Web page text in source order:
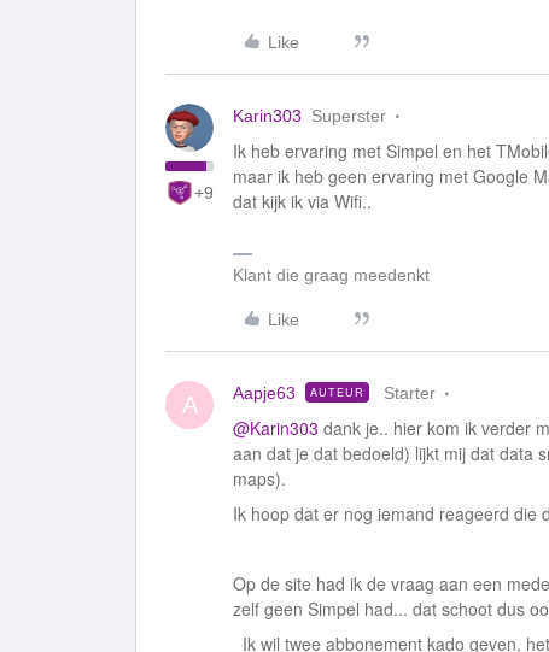
Like
+9
Karin303 Superster
Ik heb ervaring met Simpel en het
maar ik heb geen ervaring met Google
dat kijk ik via Wifi..
Klant die graag meedenkt
Like
A Aapje63 AUTEUR Starter
@Karin303 dank je.. hier kom ik verder
aan dat je dat bedoeld) lijkt mij dat data
maps).
Ik hoop dat er nog iemand reageerd die
Op de site had ik de vraag aan een
zelf geen Simpel had... dat schoot dus
Ik wil twee abbonement kado geven,